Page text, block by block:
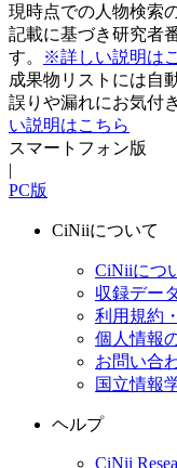
現時点での人物検索
記載に基づき研究者
す。
※詳しい説明は
成果物リストには自
誤りや漏れにお気付
い説明はこちら
スマートフォン版
|
PC版
CiNiiについて
CiNiiにつ
収録デー
利用規約
個人情報
お問い合
国立情報
ヘルプ
CiNii